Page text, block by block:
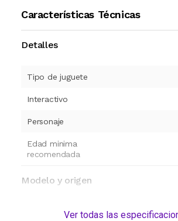
Características Técnicas
Detalles
Tipo de juguete
Interactivo
Personaje
Edad minima
recomendada
Modelo y origen
Ver todas las